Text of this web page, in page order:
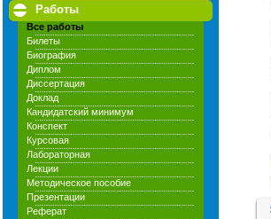
Работы
Все работы
Билеты
Биография
Диплом
Диссертация
Доклад
Кандидатский минимум
Конспект
Курсовая
Лабораторная
Лекции
Методическое пособие
Презентации
Реферат